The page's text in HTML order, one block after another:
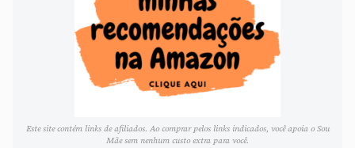
Este site contém links de afiliados. Ao comprar pelos links indicados, você apoia o Sou
Mãe sem nenhum custo extra para você.